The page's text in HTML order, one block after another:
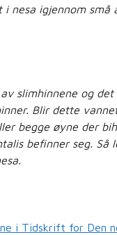
nesa igjennom
slimhinnene og
Blir dette
begge øyne der
befinner seg.
i Tidskrift for Den